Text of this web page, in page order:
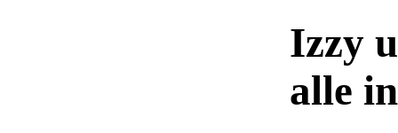
Izzy
alle